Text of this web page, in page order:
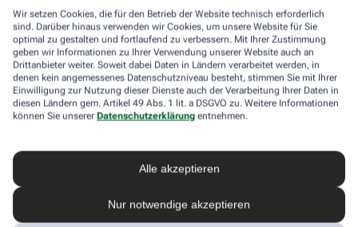
Wir setzen Cookies, die für den Betrieb der Website technisch erforderlich
sind. Darüber hinaus verwenden wir Cookies, um unsere Website für Sie
optimal zu gestalten und fortlaufend zu verbessern. Mit Ihrer Zustimmung
geben wir Informationen zu Ihrer Verwendung unserer Website auch an
Drittanbieter weiter. Soweit dabei Daten in Ländern verarbeitet werden, in
denen kein angemessenes Datenschutzniveau besteht, stimmen Sie mit Ihrer
Einwilligung zur Nutzung dieser Dienste auch der Verarbeitung Ihrer Daten in
diesen Ländern gem. Artikel 49 Abs. 1 lit. a DSGVO zu. Weitere Informationen
können Sie unserer Datenschutzerklärung entnehmen.
Alle akzeptieren
Nur notwendige akzeptieren